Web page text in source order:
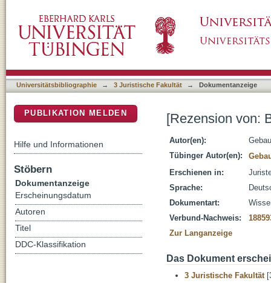
Universitätsbibliographie → 3 Juristische Fakultät → Dokumentanzeige
[Rezension von:
Autor(en):
Tübinger Autor(en):
Erschienen in:
Sprache:
Dokumentart:
Verbund-Nachweis:
Zur Langanzeige
Das Dokument
3 Juristische Fakultät
PUBLIKATION MELDEN
Hilfe und Informationen
Stöbern
Dokumentanzeige
Erscheinungsdatum
Autoren
Titel
DDC-Klassifikation